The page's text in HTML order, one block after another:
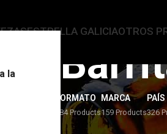
la
ESTRELLA GALICIAOTROS
FORMATO
284 Products
MARCA
159 Products
PAÍS
326